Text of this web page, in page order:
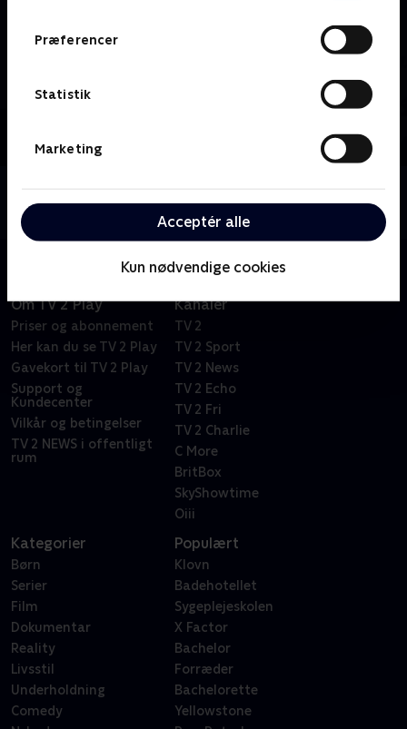
Præferencer
Statistik
Marketing
Acceptér alle
Kun nødvendige cookies
Se 19.30-nyhederne fra TV 2 Fyn.
Om TV 2 Play
Priser og abonnement
Her kan du se TV 2 Play
Gavekort til TV 2 Play
Support og
Kundecenter
Vilkår og betingelser
TV 2 NEWS i offentligt
rum
Kanaler
TV 2
TV 2 Sport
TV 2 News
TV 2 Echo
TV 2 Fri
TV 2 Charlie
C More
BritBox
SkyShowtime
Oiii
Kategorier
Børn
Serier
Film
Dokumentar
Reality
Livsstil
Underholdning
Comedy
Populært
Klovn
Badehotellet
Sygeplejeskolen
X Factor
Bachelor
Forræder
Bachelorette
Yellowstone